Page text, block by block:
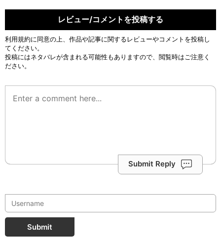
レビュー/コメントを投稿する
利用規約に同意の上、作品や記事に関するレビューやコメントを投稿し
てください。
投稿にはネタバレが含まれる可能性もありますので、閲覧時はご注意く
ださい。
Submit Reply
Submit